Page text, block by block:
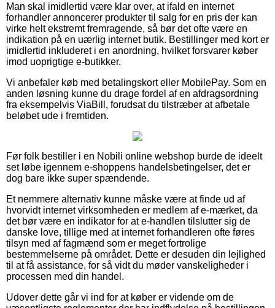
Man skal imidlertid være klar over, at ifald en internet
forhandler annoncerer produkter til salg for en pris der kan
virke helt ekstremt fremragende, så bør det ofte være en
indikation på en uærlig internet butik. Bestillinger med kort er
imidlertid inkluderet i en anordning, hvilket forsvarer køber
imod uoprigtige e-butikker.
Vi anbefaler køb med betalingskort eller MobilePay. Som en
anden løsning kunne du drage fordel af en afdragsordning
fra eksempelvis ViaBill, forudsat du tilstræber at afbetale
beløbet ude i fremtiden.
Før folk bestiller i en Nobili online webshop burde de ideelt
set løbe igennem e-shoppens handelsbetingelser, det er
dog bare ikke super spændende.
Et nemmere alternativ kunne måske være at finde ud af
hvorvidt internet virksomheden er medlem af e-mærket, da
det bør være en indikator for at e-handlen tilslutter sig de
danske love, tillige med at internet forhandleren ofte føres
tilsyn med af fagmænd som er meget fortrolige
bestemmelserne på området. Dette er desuden din lejlighed
til at få assistance, for så vidt du møder vanskeligheder i
processen med din handel.
Udover dette går vi ind for at køber er vidende om de